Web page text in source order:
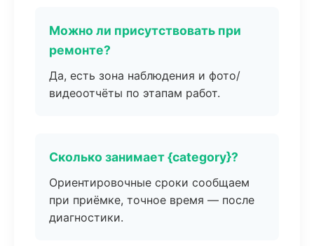
Можно ли присутствовать при
ремонте?
Да, есть зона наблюдения и фото/
видеоотчёты по этапам работ.
Сколько занимает {category}?
Ориентировочные сроки сообщаем
при приёмке, точное время — после
диагностики.